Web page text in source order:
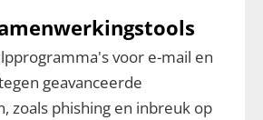
voor e-mail en
geavanceerde
zoals phishing en inbreuk op